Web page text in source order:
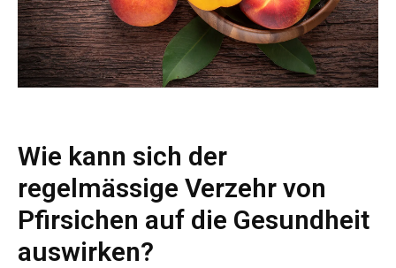
Wie kann sich der
regelmässige Verzehr von
Pfirsichen auf die Gesundheit
auswirken?